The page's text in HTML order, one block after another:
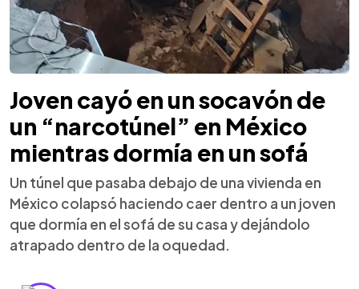
Joven cayó en un socavón de
un “narcotúnel” en México
mientras dormía en un sofá
Un túnel que pasaba debajo de una vivienda en
México colapsó haciendo caer dentro a un joven
que dormía en el sofá de su casa y dejándolo
atrapado dentro de la oquedad.